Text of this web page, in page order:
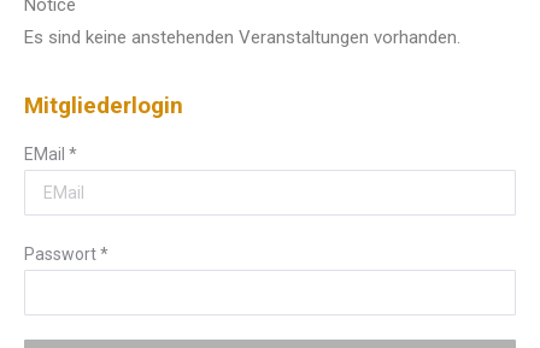
Notice
Es sind keine anstehenden Veranstaltungen vorhanden.
Mitgliederlogin
EMail *
Passwort*